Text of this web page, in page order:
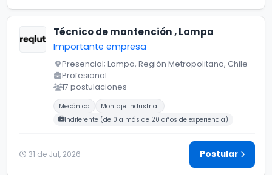
Técnico de mantención , Lampa
Importante empresa
Presencial; Lampa, Región Metropolitana, Chile
Profesional
17 postulaciones
Carreras buscadas:
Mecánica
Montaje Industrial
Indiferente (de 0 a más de 20 años de experiencia)
31 de Jul, 2026 Postular